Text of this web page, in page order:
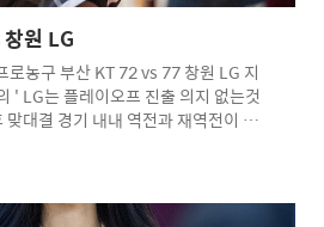
원 LG
농구 부산 KT 72 vs 77 창원 LG 지
' LG는 플레이오프 진출 의지 없는것
대결 경기 내내 역전과 재역전이 반
존슨의 3점슛으로 60-59로 역전으
영의 스틸에 이은 클라크에게 3득
77-72로 승리 오늘도 너무 재미없는